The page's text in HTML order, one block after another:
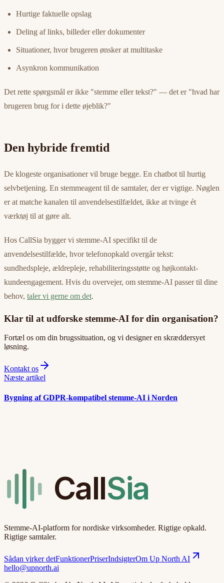
Hurtige faktuelle opslag
Deling af links, billeder eller dokumenter
Situationer, hvor brugeren ønsker at multitaske
Asynkron kommunikation
Det rette spørgsmål er ikke "stemme eller tekst?" — det er "hvad har
brugeren brug for i dette øjeblik?"
Den hybride fremtid
De klogeste organisationer vil bruge begge. En chatbot til hurtig
selvbetjening. En stemmeagent til de samtaler, der er vigtige. Nøglen
er at matche kanalen til anvendelsestilfældet, ikke at tvinge ét
værktøj til at gøre alt.
Hos CallSia bygger vi stemme-AI specifikt til de
anvendelsestilfælde, hvor telefonopkald overgår tekst:
sundhedspleje, ældrepleje, rehabiliteringsstøtte og højkontakt-
kundeengagement. Hvis du overvejer, om stemme-AI passer til dine
behov, taler vi gerne om det.
Klar til at udforske stemme-AI for din organisation?
Fortæl os om din brugssituation, og vi designer en skræddersyet
løsning.
Kontakt os
Næste artikel
Bygning af GDPR-kompatibel stemme-AI i Norden
CallSia
Stemme-AI-platform for nordiske virksomheder. Rigtige opkald.
Rigtige samtaler.
Sådan virker detFunktionerPriserIndsigterOm Up North AI
hello@upnorth.ai